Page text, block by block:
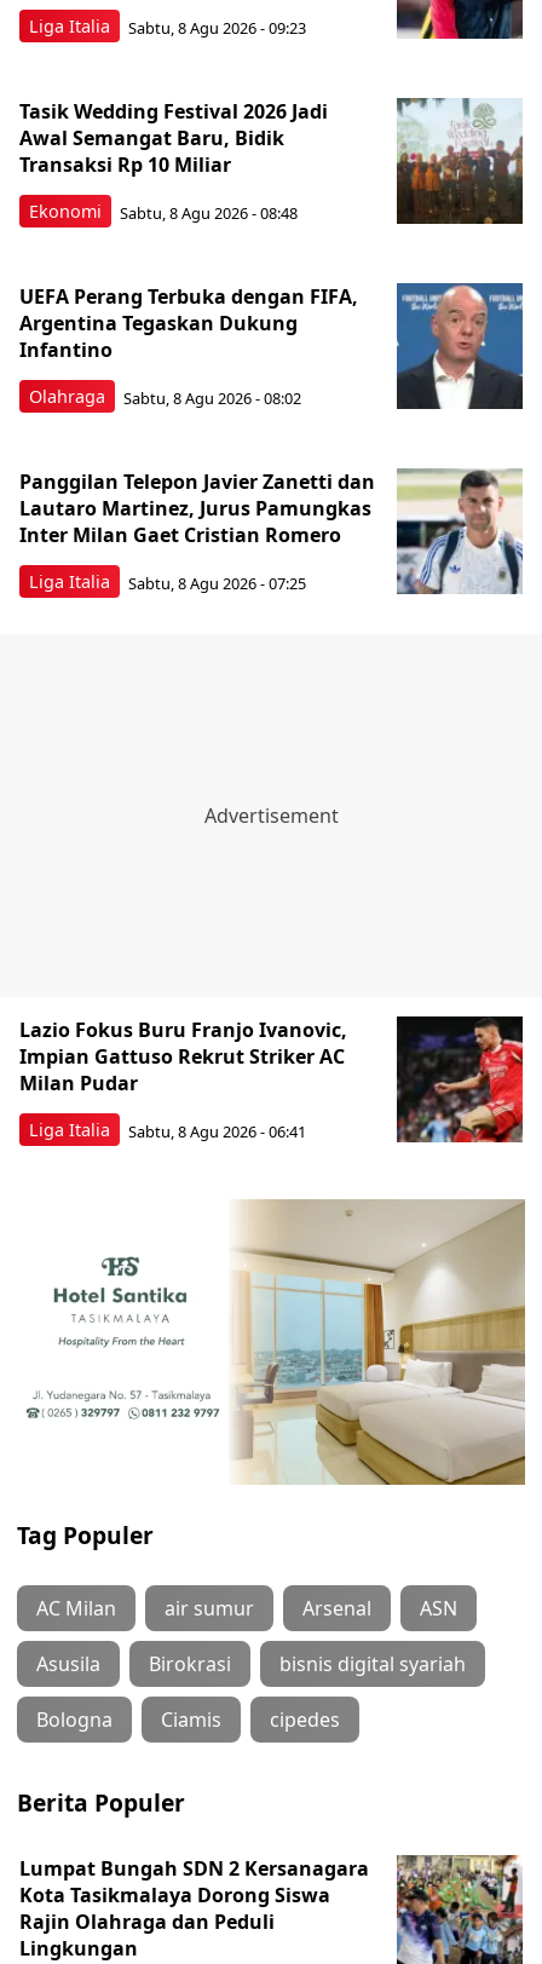
Liga Italia Sabtu, 8 Agu 2026 - 09:23
Ekonomi
Tasik Wedding Festival 2026 Jadi
Awal Semangat Baru, Bidik
Transaksi Rp 10 Miliar
Sabtu, 8 Agu 2026 - 08:48
Olahraga
UEFA Perang Terbuka dengan FIFA,
Argentina Tegaskan Dukung
Infantino
Sabtu, 8 Agu 2026 - 08:02
Liga Italia
Panggilan Telepon Javier Zanetti dan
Lautaro Martinez, Jurus Pamungkas
Inter Milan Gaet Cristian Romero
Sabtu, 8 Agu 2026 - 07:25
Liga Italia
Lazio Fokus Buru Franjo Ivanovic,
Impian Gattuso Rekrut Striker AC
Milan Pudar
Sabtu, 8 Agu 2026 - 06:41
Tag Populer
AC Milan air sumur Arsenal ASN
Asusila Birokrasi bisnis digital syariah
Bologna Ciamis cipedes
Berita Populer
Lumpat Bungah SDN 2 Kersanagara
Kota Tasikmalaya Dorong Siswa
Rajin Olahraga dan Peduli
Lingkungan